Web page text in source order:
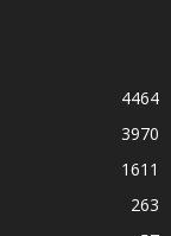
4464
3970
1611
263